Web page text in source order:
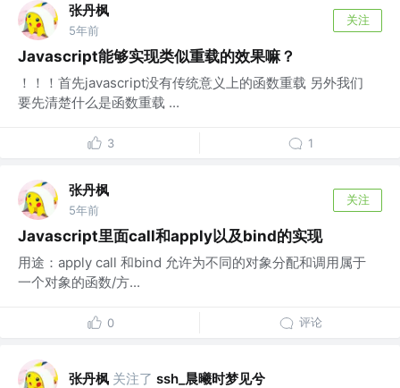
张丹枫
5年前
关注
Javascript能够实现类似重载的效果嘛？
！！！首先javascript没有传统意义上的函数重载 另外我们
要先清楚什么是函数重载 ...
3 1
张丹枫
5年前
关注
Javascript里面call和apply以及bind的实现
用途：apply call 和bind 允许为不同的对象分配和调用属于
一个对象的函数/方...
0 评论
张丹枫 关注了 ssh_晨曦时梦见兮